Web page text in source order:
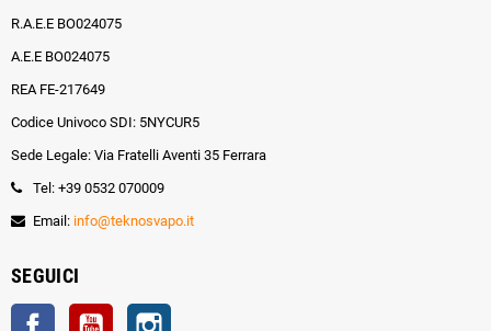
R.A.E.E BO024075
A.E.E BO024075
REA FE-217649
Codice Univoco SDI: 5NYCUR5
Sede Legale: Via Fratelli Aventi 35 Ferrara
Tel: +39 0532 070009
Email: info@teknosvapo.it
SEGUICI
Facebook YouTube